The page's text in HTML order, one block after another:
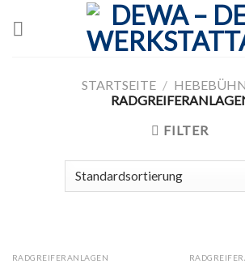
STARTSEITE /
FILTER
RADGREIFERANLAGEN